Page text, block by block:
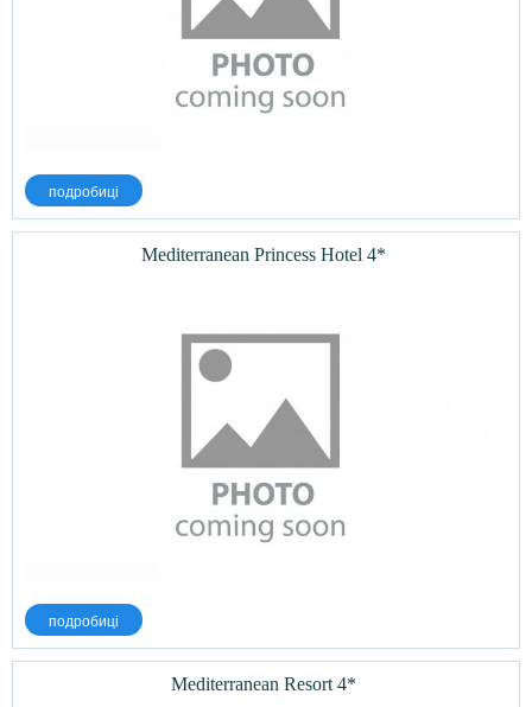
подробиці
Mediterranean Princess Hotel 4*
подробиці
Mediterranean Resort 4*